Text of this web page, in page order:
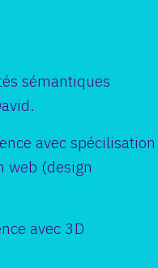
sémantiques
avec spécilisation
web (design
avec 3D